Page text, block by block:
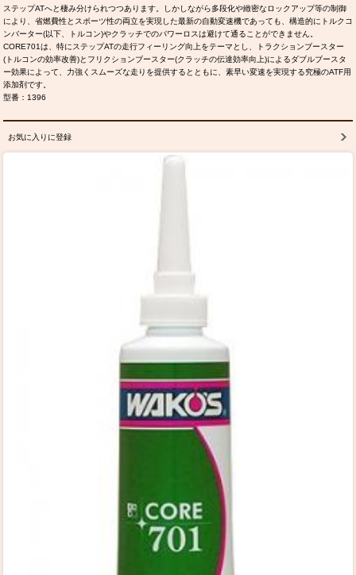
ステップATへと棲み分けられつつあります。しかしながら多段化や緻密なロックアップ等の制御
により、省燃費性とスポーツ性の両立を実現した最新の自動変速機であっても、構造的にトルクコ
ンバーター(以下、トルコン)やクラッチでのパワーロスは避けて通ることができません。
CORE701は、特にステップATの走行フィーリング向上をテーマとし、トラクションブースター
(トルコンの効率改善)とフリクションブースター(クラッチの伝達効率向上)によるダブルブースタ
ー効果によって、力強くスムーズな走りを提供するとともに、素早い変速を実現する究極のATF用
添加剤です。
型番：1396
お気に入りに登録